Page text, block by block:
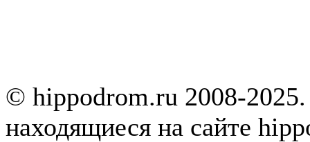
© hippodrom.ru 2008-
находящиеся на сайте